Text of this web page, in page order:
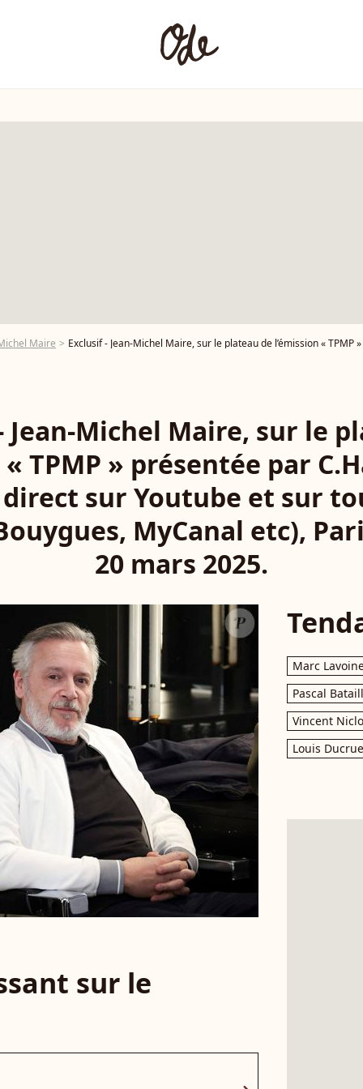
Maire Exclusif - Jean-Michel Maire, sur le plateau de l’émission « TPMP » présentée par C.Hanouna et diffusée en direct sur Youtube et sur toutes les
Jean-Michel Maire, sur le
« TPMP » présentée par
sur Youtube et sur
Bouygues, MyCanal etc),
20 mars 2025.
sur le
Marc
Pascal
Vincent Niclo
Louis